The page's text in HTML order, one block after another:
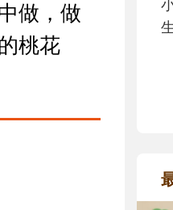
做，做
桃花
主任帶爸媽提前了解小一
課業學習，無痛銜接上小